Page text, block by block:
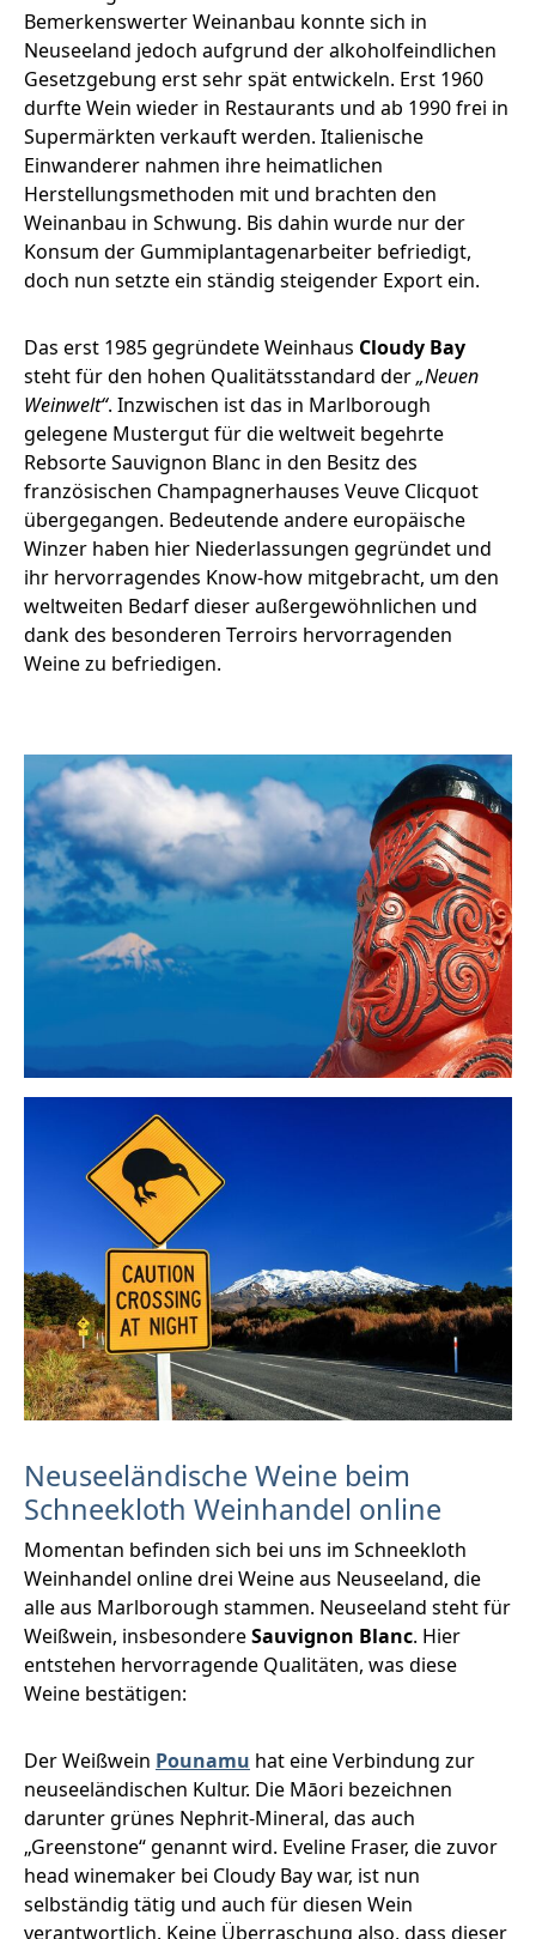
Bemerkenswerter Weinanbau konnte sich in
Neuseeland jedoch aufgrund der alkoholfeindlichen
Gesetzgebung erst sehr spät entwickeln. Erst 1960
durfte Wein wieder in Restaurants und ab 1990 frei in
Supermärkten verkauft werden. Italienische
Einwanderer nahmen ihre heimatlichen
Herstellungsmethoden mit und brachten den
Weinanbau in Schwung. Bis dahin wurde nur der
Konsum der Gummiplantagenarbeiter befriedigt,
doch nun setzte ein ständig steigender Export ein.
Das erst 1985 gegründete Weinhaus Cloudy Bay
steht für den hohen Qualitätsstandard der„Neuen
Weinwelt“. Inzwischen ist das in Marlborough
gelegene Mustergut für die weltweit begehrte
Rebsorte Sauvignon Blanc in den Besitz des
französischen Champagnerhauses Veuve Clicquot
übergegangen. Bedeutende andere europäische
Winzer haben hier Niederlassungen gegründet und
ihr hervorragendes Know-how mitgebracht, um den
weltweiten Bedarf dieser außergewöhnlichen und
dank des besonderen Terroirs hervorragenden
Weine zu befriedigen.
Neuseeländische Weine beim
Schneekloth Weinhandel online
Momentan befinden sich bei uns im Schneekloth
Weinhandel online drei Weine aus Neuseeland, die
alle aus Marlborough stammen. Neuseeland steht für
Weißwein, insbesondereSauvignon Blanc. Hier
entstehen hervorragende Qualitäten, was diese
Weine bestätigen:
Der Weißwein Pounamu hat eine Verbindung zur
neuseeländischen Kultur. Die Māori bezeichnen
darunter grünes Nephrit-Mineral, das auch
„Greenstone“ genannt wird. Eveline Fraser, die zuvor
head winemaker bei Cloudy Bay war, ist nun
selbständig tätig und auch für diesen Wein
verantwortlich. Keine Überraschung also, dass dieser